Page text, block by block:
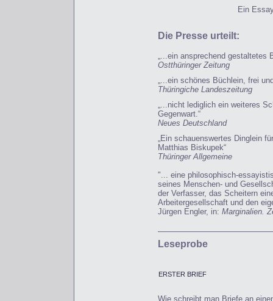
Ein
Die Presse urteilt:
„...ein ansprechend gestaltetes
Ostthüringer Zeitung
„...ein schönes Büchlein, frei
Thüringiche Landeszeitung
„...nicht lediglich ein weiteres
Gegenwart.“
Neues Deutschland
„Ein schauenswertes Dinglein
Matthias Biskupek“
Thüringer Allgemeine
"... eine philosophisch-
seines Menschen- und
der Verfasser, das Scheitern
Arbeitergesellschaft und den
Jürgen Engler, in: Marginalien.
Leseprobe
ERSTER BRIEF
Wie schreibt man Briefe an